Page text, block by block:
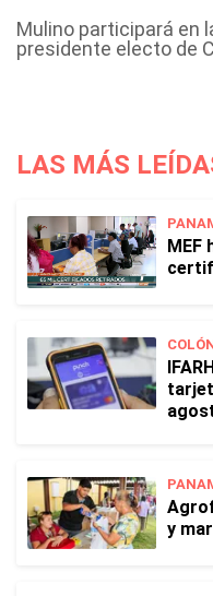
Mulino participará en
presidente electo de
LAS MÁS
MEF
y